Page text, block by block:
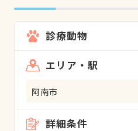
診療動物
エリア・駅
阿南市
詳細条件